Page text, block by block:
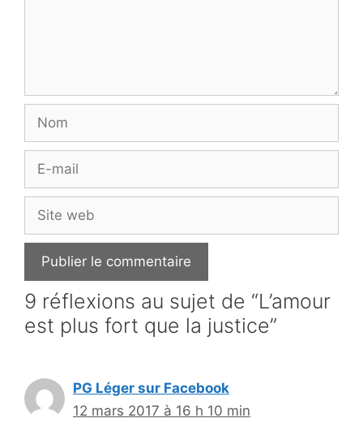
Nom
Site
web
9 réflexions au sujet de “L’amour
est plus fort que la justice”
PG Léger sur Facebook
12 mars 2017 à 16 h 10 min